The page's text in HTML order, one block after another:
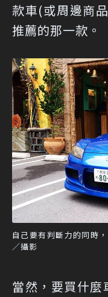
款車(或周邊商
推薦的那一款。
自己要有判斷力的同時
／攝影
當然，要買什麼